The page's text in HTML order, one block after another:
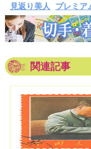
見返り美人
プレミア
関連記事